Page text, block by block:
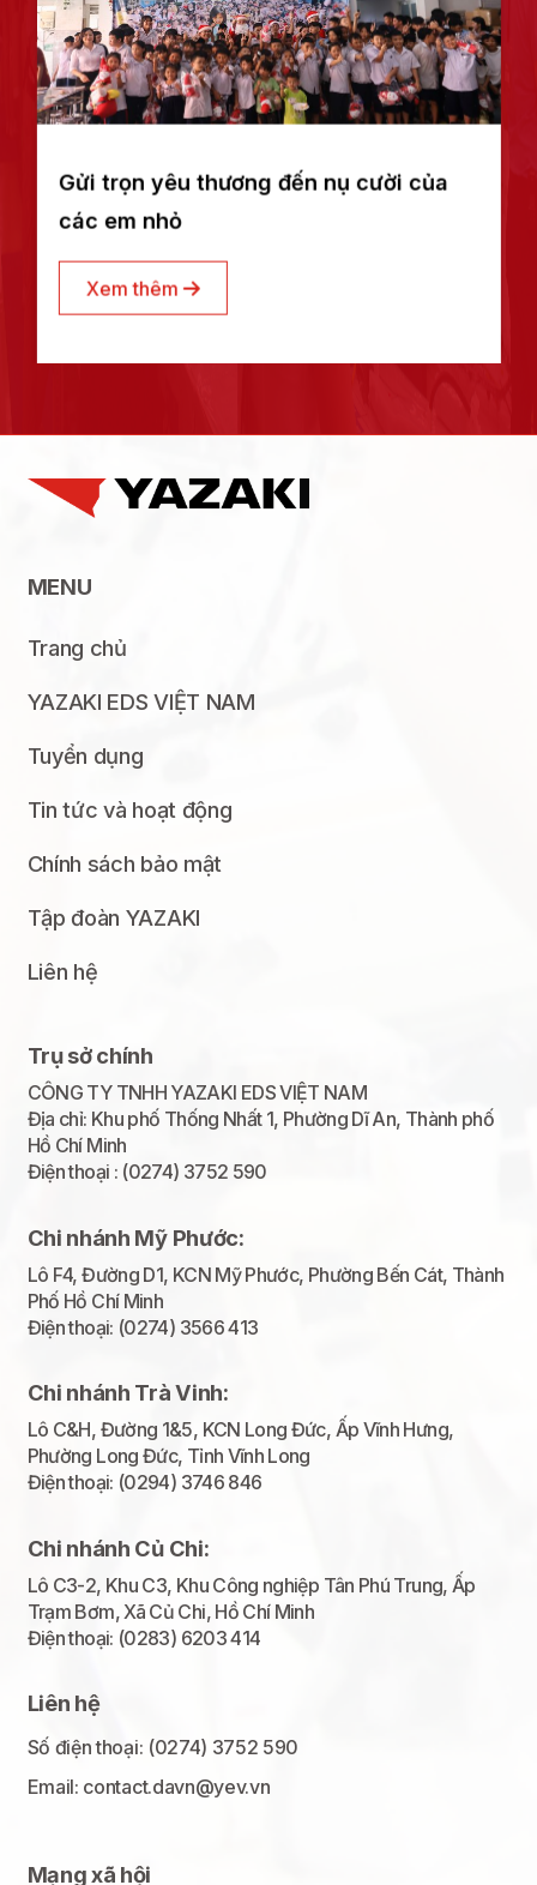
Gửi trọn yêu thương đến nụ cười của
các em nhỏ
Xem thêm
MENU
Trang chủ
YAZAKI EDS VIỆT NAM
Tuyển dụng
Tin tức và hoạt động
Chính sách bảo mật
Tập đoàn YAZAKI
Liên hệ
Trụ sở chính
CÔNG TY TNHH YAZAKI EDS VIỆT NAM
Địa chỉ: Khu phố Thống Nhất 1, Phường Dĩ An, Thành phố
Hồ Chí Minh
Điện thoại : (0274) 3752 590
Chi nhánh Mỹ Phước:
Lô F4, Đường D1, KCN Mỹ Phước, Phường Bến Cát, Thành
Phố Hồ Chí Minh
Điện thoại: (0274) 3566 413
Chi nhánh Trà Vinh:
Lô C&H, Đường 1&5, KCN Long Đức, Ấp Vĩnh Hưng,
Phường Long Đức, Tỉnh Vĩnh Long
Điện thoại: (0294) 3746 846
Chi nhánh Củ Chi:
Lô C3-2, Khu C3, Khu Công nghiệp Tân Phú Trung, Ấp
Trạm Bơm, Xã Củ Chi, Hồ Chí Minh
Điện thoại: (0283) 6203 414
Liên hệ
Số điện thoại: (0274) 3752 590
Email: contact.davn@yev.vn
Mạng xã hội